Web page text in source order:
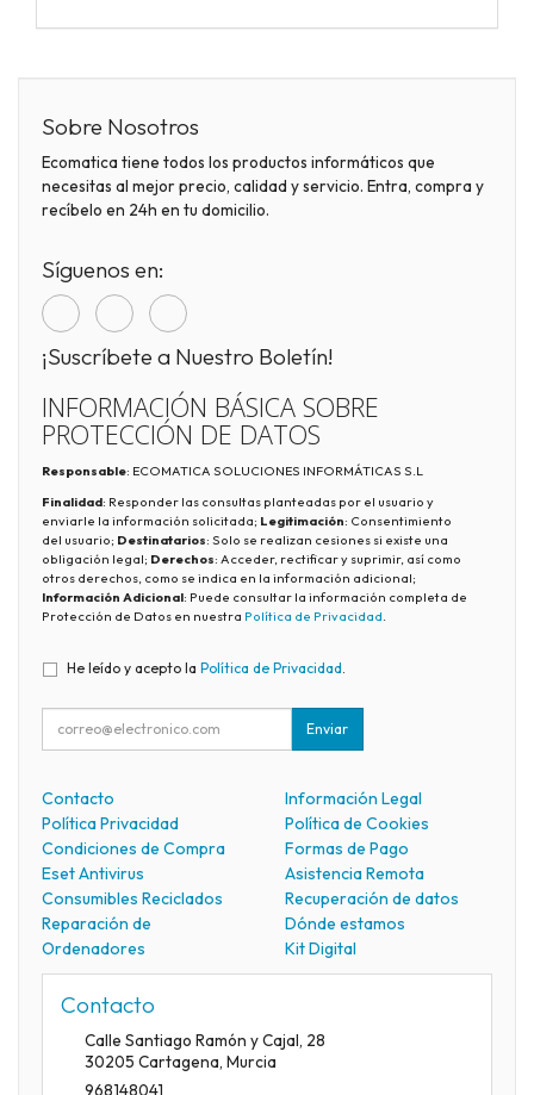
Sobre Nosotros
Ecomatica tiene todos los productos informáticos que
necesitas al mejor precio, calidad y servicio. Entra, compra y
recíbelo en 24h en tu domicilio.
Síguenos en:
¡Suscríbete a Nuestro Boletín!
INFORMACIÓN BÁSICA SOBRE
PROTECCIÓN DE DATOS
Responsable: ECOMATICA SOLUCIONES INFORMÁTICAS S.L
Finalidad: Responder las consultas planteadas por el usuario y
enviarle la información solicitada; Legitimación: Consentimiento
del usuario; Destinatarios: Solo se realizan cesiones si existe una
obligación legal; Derechos: Acceder, rectificar y suprimir, así como
otros derechos, como se indica en la información adicional;
Información Adicional: Puede consultar la información completa de
Protección de Datos en nuestra Política de Privacidad.
He leído y acepto la Política de Privacidad
Enviar
Contacto
Información Legal
Política Privacidad
Política de Cookies
Condiciones de Compra
Formas de Pago
Eset Antivirus
Asistencia Remota
Consumibles Reciclados
Recuperación de datos
Reparación de
Ordenadores
Dónde estamos
Kit Digital
Contacto
Calle Santiago Ramón y Cajal, 28
30205 Cartagena, Murcia
968148041